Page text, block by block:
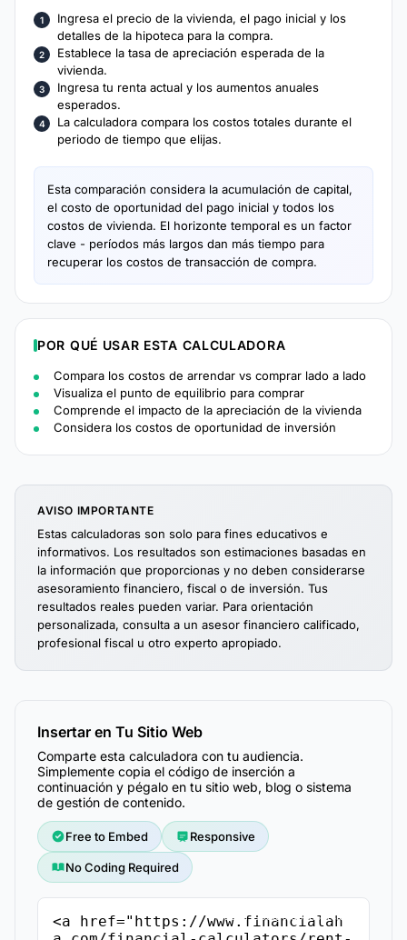
Ingresa el precio de la vivienda, el pago inicial y los
detalles de la hipoteca para la compra.
Establece la tasa de apreciación esperada de la
vivienda.
Ingresa tu renta actual y los aumentos anuales
esperados.
La calculadora compara los costos totales durante el
periodo de tiempo que elijas.
Esta comparación considera la acumulación de capital,
el costo de oportunidad del pago inicial y todos los
costos de vivienda. El horizonte temporal es un factor
clave - períodos más largos dan más tiempo para
recuperar los costos de transacción de compra.
POR QUÉ USAR ESTA CALCULADORA
Compara los costos de arrendar vs comprar lado a lado
Visualiza el punto de equilibrio para comprar
Comprende el impacto de la apreciación de la vivienda
Considera los costos de oportunidad de inversión
AVISO IMPORTANTE
Estas calculadoras son solo para fines educativos e
informativos. Los resultados son estimaciones basadas en
la información que proporcionas y no deben considerarse
asesoramiento financiero, fiscal o de inversión. Tus
resultados reales pueden variar. Para orientación
personalizada, consulta a un asesor financiero calificado,
profesional fiscal u otro experto apropiado.
Insertar en Tu Sitio Web
Comparte esta calculadora con tu audiencia.
Simplemente copia el código de inserción a
continuación y pégalo en tu sitio web, blog o sistema
de gestión de contenido.
Free to Embed Responsive
No Coding Required
<a href="https://www.financialah
Copiar Código de Inserción